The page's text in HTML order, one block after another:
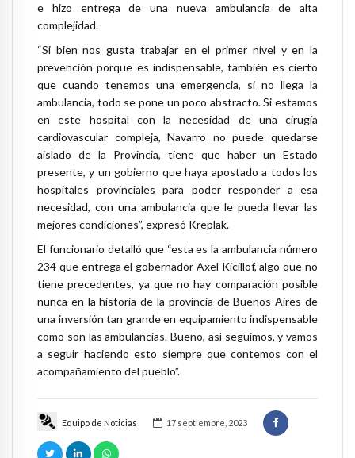
Equipo de Noticias 17 septiembre, 2023
e hizo entrega de una nueva ambulancia de alta
complejidad.
“Si bien nos gusta trabajar en el primer nivel y en la
prevención porque es indispensable, también es cierto
que cuando tenemos una emergencia, si no llega la
ambulancia, todo se pone un poco abstracto. Si estamos
en este hospital con la necesidad de una cirugía
cardiovascular compleja, Navarro no puede quedarse
aislado de la Provincia, tiene que haber un Estado
presente, y un gobierno que haya apostado a todos los
hospitales provinciales para poder responder a esa
necesidad, con una ambulancia que le pueda llevar las
mejores condiciones”, expresó Kreplak.
El funcionario detalló que “esta es la ambulancia número
234 que entrega el gobernador Axel Kicillof, algo que no
tiene precedentes, ya que no hay comparación posible
nunca en la historia de la provincia de Buenos Aires de
una inversión tan grande en equipamiento indispensable
como son las ambulancias. Bueno, así seguimos, y vamos
a seguir haciendo esto siempre que contemos con el
acompañamiento del pueblo”.